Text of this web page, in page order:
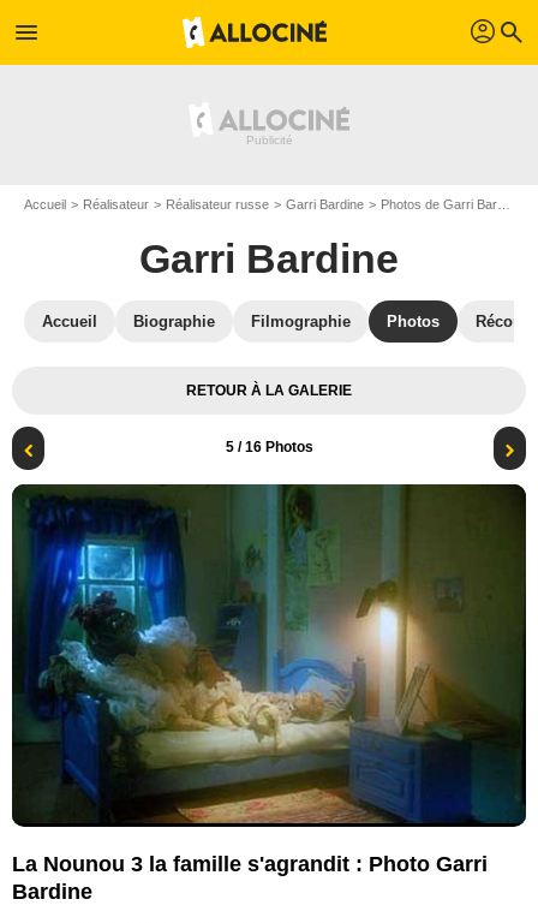
menu profil search
Accueil Réalisateur Réalisateur russe Garri Bardine Photos de Garri Bardine
Garri Bardine
Accueil Biographie Filmographie Photos
RETOUR À LA GALERIE
5/ 16 Photos
La Nounou 3 la famille s'agrandit : Photo Garri
Bardine